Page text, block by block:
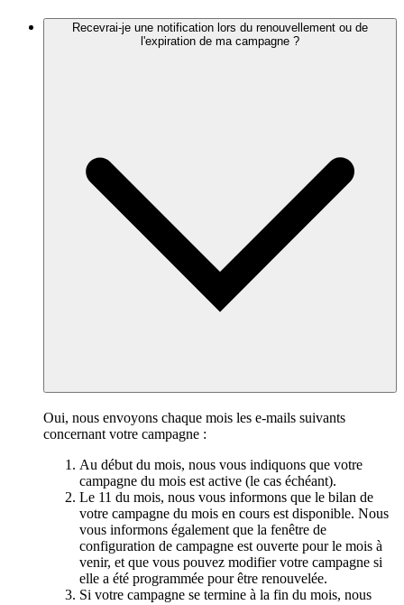
Recevrai-je une notification lors du renouvellement ou de
l'expiration de ma campagne ?
Oui, nous envoyons chaque mois les e-mails suivants
concernant votre campagne :
Au début du mois, nous vous indiquons que votre
campagne du mois est active (le cas échéant).
Le 11 du mois, nous vous informons que le bilan de
votre campagne du mois en cours est disponible. Nous
vous informons également que la fenêtre de
configuration de campagne est ouverte pour le mois à
venir, et que vous pouvez modifier votre campagne si
elle a été programmée pour être renouvelée.
Si votre campagne se termine à la fin du mois, nous